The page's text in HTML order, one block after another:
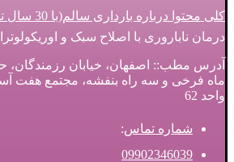
کلی محتوا درباره بارداری سالم(با 30 سال تجربه مامایی)
درمان ناباروری با اصلاح سبک و
آدرس مطب:: اصفهان، خیابان رزمندگان،
واحد 62
شماره تماس:
09902346039